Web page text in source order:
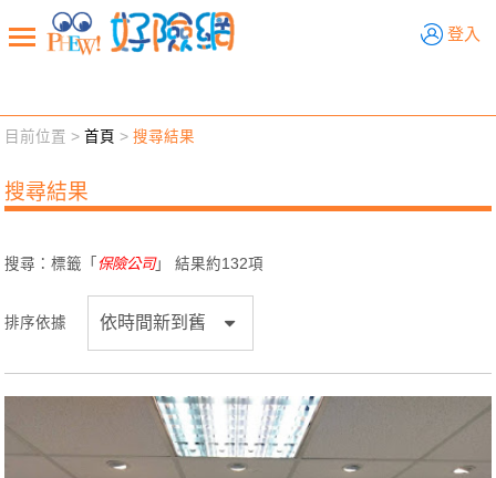
登入
新聞觀點 業務交流
退休先準備 好險學堂 輔銷工具 活動專區
目前位置 >首頁 >搜尋結果
搜尋結果
搜尋：標籤「 保險公司」 結果約132項
排序依據